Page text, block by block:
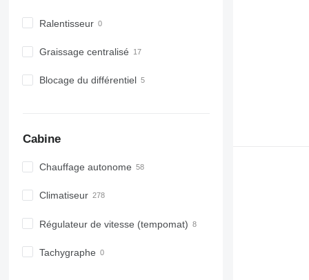
Ralentisseur
Graissage centralisé
Blocage du différentiel
Cabine
Chauffage autonome
Climatiseur
Régulateur de vitesse (tempomat)
Tachygraphe